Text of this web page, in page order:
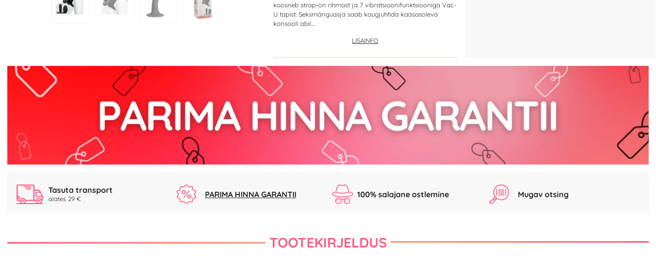
koosneb strap-on rihmast ja 7 vibratsioonifunktsiooniga Vac-
U tapist. Seksmänguasja saab kaugjuhtida kaasasoleva
konsooli abil....
LISAINFO
Tasuta transport
alates 29 € PARIMA HINNA GARANTII 100% salajane ostlemine Mugav otsing
TOOTEKIRJELDUS